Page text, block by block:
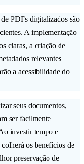
PDFs digitalizados são
A implementação
claras, a criação de
relevantes
a acessibilidade do
seus documentos,
ser facilmente
investir tempo e
os benefícios de
preservação de